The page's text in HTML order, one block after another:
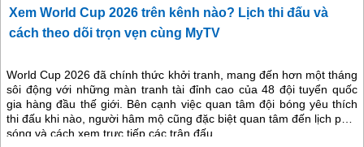
Xem World Cup 2026 trên kênh nào? Lịch thi đấu và
cách theo dõi trọn vẹn cùng MyTV
World Cup 2026 đã chính thức khởi tranh, mang đến hơn một tháng
sôi động với những màn tranh tài đỉnh cao của 48 đội tuyển quốc
gia hàng đầu thế giới. Bên cạnh việc quan tâm đội bóng yêu thích
thi đấu khi nào, người hâm mộ cũng đặc biệt quan tâm đến lịch phát
sóng và cách xem trực tiếp các trận đấu.